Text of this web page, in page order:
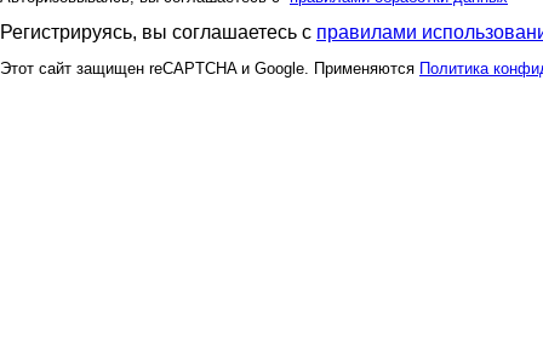
Регистрируясь, вы соглашаетесь с правилами
Этот сайт защищен reCAPTCHA и Google. Применяются Политика